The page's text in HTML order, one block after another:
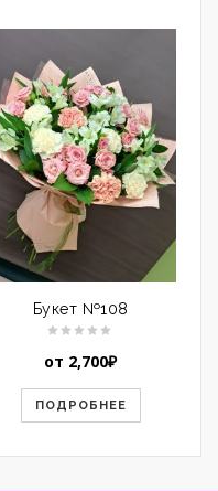
Букет №108
от 2,700₽
ПОДРОБНЕЕ